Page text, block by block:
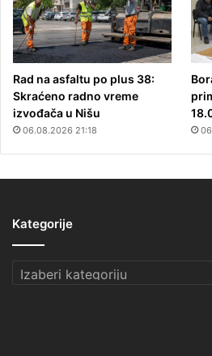
Rad na asfaltu po plus 38:
Skraćeno radno vreme
izvođača u Nišu
06.08.2026 21:18
Kategorije
Kategorije